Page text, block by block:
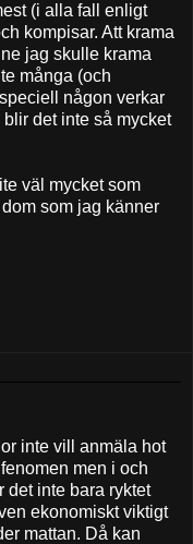
(i alla fall enligt
kompisar. Att krama
jag skulle krama
många (och
någon verkar
det inte så mycket
väl mycket som
som jag känner
inte vill anmäla hot
men i och
det inte bara ryktet
ekonomiskt viktigt
mattan. Då kan